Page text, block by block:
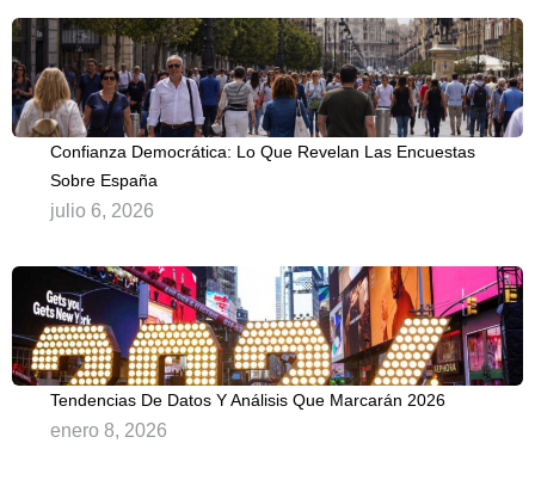
Confianza Democrática: Lo Que Revelan Las Encuestas
Sobre España
julio 6, 2026
Tendencias De Datos Y Análisis Que Marcarán 2026
enero 8, 2026